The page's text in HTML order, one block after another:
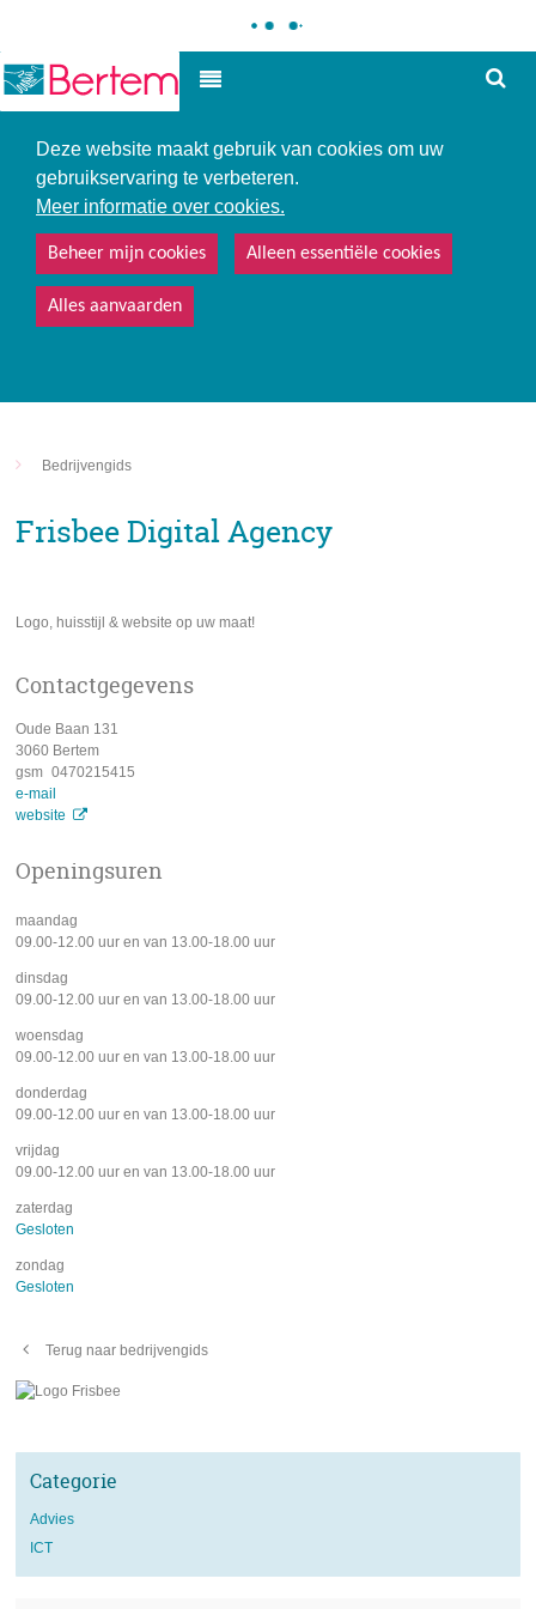
Deze website maakt gebruik van cookies om uw
gebruikservaring te verbeteren.
Meer informatie over cookies.
Beheer mijn cookies Alleen essentiële cookies
Alles aanvaarden
Bedrijvengids
Frisbee Digital Agency
Logo, huisstijl & website op uw maat!
Contactgegevens
adres
Oude Baan 131
3060 Bertem
gsm 0470215415
e-
mail
e-mail
website
website
Openingsuren
maandag
09.00-12.00 uur en van 13.00-18.00 uur
dinsdag
09.00-12.00 uur en van 13.00-18.00 uur
woensdag
09.00-12.00 uur en van 13.00-18.00 uur
donderdag
09.00-12.00 uur en van 13.00-18.00 uur
vrijdag
09.00-12.00 uur en van 13.00-18.00 uur
zaterdag
Gesloten
zondag
Gesloten
Terug naar bedrijvengids
Categorie
Advies
ICT